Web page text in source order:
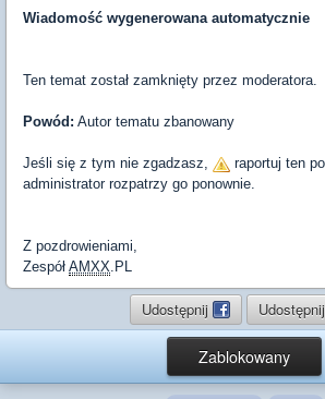
Wiadomość wygenerowana automatycznie
Ten temat został zamknięty przez moderatora.
Powód: Autor tematu zbanowany
Jeśli się z tym nie zgadzasz,
raportuj ten
administrator rozpatrzy go ponownie.
Z pozdrowieniami,
Zespół AMXX.PL
Udostępnij Udostępnij
Zablokowany